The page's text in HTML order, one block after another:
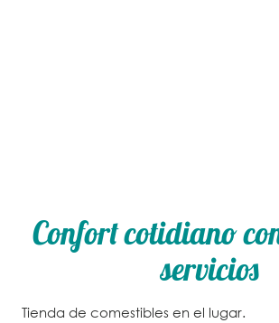
Confort cotidiano
servicios
Tienda de comestibles en el lugar.